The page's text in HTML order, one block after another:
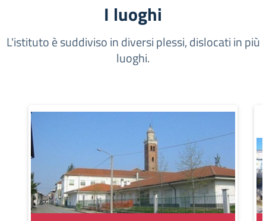
I luoghi
L'istituto è suddiviso in diversi plessi, dislocati in più
luoghi.